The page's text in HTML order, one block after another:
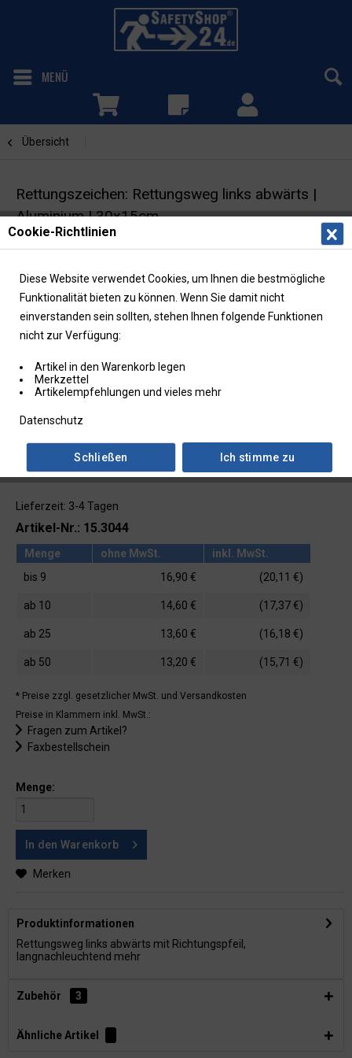
MENÜ
Übersicht
Rettungszeichen: Rettungsweg links abwärts |
Aluminium | 30x15cm
Fluchtwegschild mit Richtungspfeil | ASR/ISO |
langnachleuchtend
Lieferzeit: 3-4 Tagen
Artikel-Nr.: 15.3044
Menge ohne MwSt.
inkl. MwSt.
bis 9 16,90 € (20,11 €)
ab 10 14,60 € (17,37 €)
ab 25 13,60 € (16,18 €)
ab 50 13,20 € (15,71 €)
* Preise zzgl. gesetzlicher MwSt. und Versandkosten
Preise in Klammern inkl. MwSt.:
Fragen zum Artikel?
Faxbestellschein
Menge:
In den Warenkorb
Merken
Produktinformationen
Rettungsweg links abwärts mit Richtungspfeil,
langnachleuchtend mehr
Zubehör 3
Ähnliche Artikel
Cookie-Richtlinien
Diese Website verwendet Cookies, um Ihnen die bestmögliche
Funktionalität bieten zu können. Wenn Sie damit nicht
einverstanden sein sollten, stehen Ihnen folgende Funktionen
nicht zur Verfügung:
Artikel in den Warenkorb legen
Merkzettel
Artikelempfehlungen und vieles mehr
Datenschutz
Ich stimme zu
Schließen